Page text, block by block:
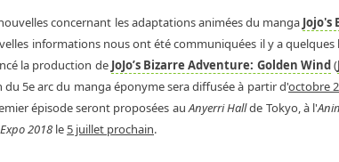
concernant les adaptations animées du manga Jojo's
informations nous ont été communiquées il y a quelques
la production de JoJo’s Bizarre Adventure: Golden Wind(
5e arc du manga éponyme sera diffusée à partir d'octobre
épisode seront proposées auAnyerri Hallde Tokyo, à l'
2018 le 5 juillet prochain.